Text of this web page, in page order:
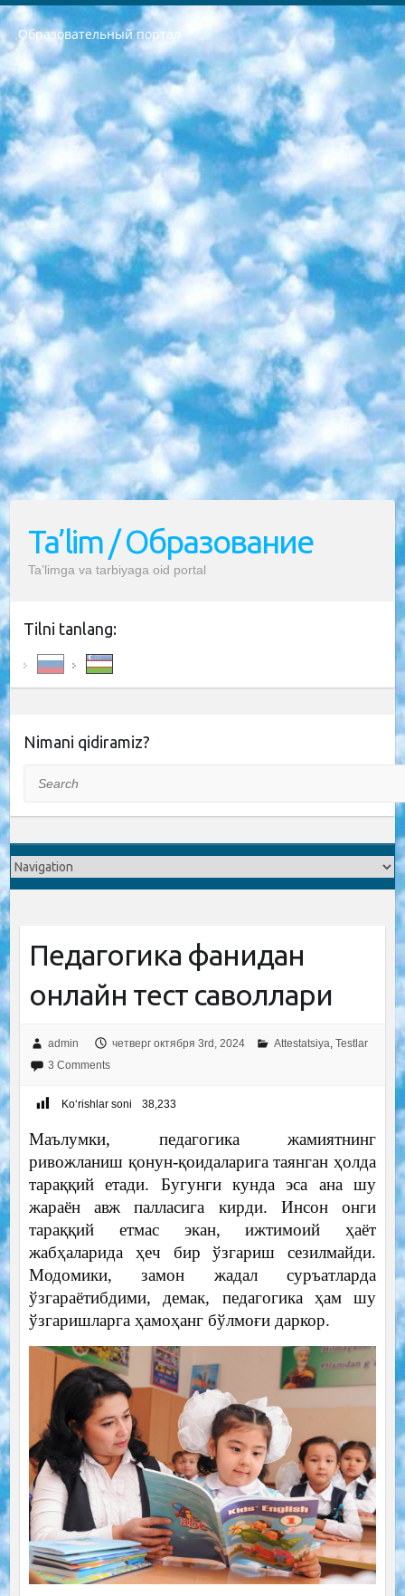
Образовательный портал
РЕСПУБЛИКА УЗБЕКИСТАН МИНИСТРЕРСТВО ДОШКОЛЬНОГО И ШКОЛЬНОГО ОБРАЗОВАНИЯ КОМАНДА в общеобразовательных учреждениях в 2023-2024 учебном году организация и проведение итоговой государственной аттестации обучающихся о Министра дошкольного и школьного образования Республики Узбекистан от 4 марта 2008 года (постановлением Минюста от 20 марта 2008 года № 1778 государственной регистрации) «Итоговое состояние учащихся общего среднего образования на основании положения об утверждении положения об аттестации общего среднего образования выпускной экзамен студентов в образовательных учреждениях в 2023-2024 учебном году В целях организации и прохождения аттестации приказываю: 1. Следующее: перечень предметов, по которым будет проводиться итоговая государственная аттестация и экзамен формы перевода согласно приложению 1; сертификаты международного образца, оценивающие уровень владения иностранными языками перечень согласно приложению 2; 2. Педагогический при специализированных образовательных учреждениях. научно-практический центр квалификации и международной оценки (Д.Давидова) 2024 г. До 25 марта: задания по предметам, по которым будет проводиться итоговая аттестация разработка и утверждение технических условий; итоговая аттестация на основании разработанного предметного задания разработка вопросов по предметам (устно и письменно), экзамен передача; общеобразовательные средние школы и специальные учебные заведения учащиеся выпускных классов школ и интернатов в агентской системе подготовка базы данных экзаменационных материалов и критериев оценки; перевод базы экзаменационных материалов на все языки обучения подать в Республиканский образовательный центр для изготовления; варианты экзаменов на основе разработанных контрольных материалов пусть будут поставлены задачи формирования. 3. Республиканский образовательный центр (Ш.Худайкулов) до 5 апреля 2024 года. до: база данных предоставленных экзаменационных материалов на все языки обучения перевод и экспертиза; для слепых, слабовидящих, глухих, слабослышащих и умственно отсталых детей учащиеся выпускных классов специализированных школ и школ-интернатов база данных экзаменационных материалов на всех преподаваемых языках подготовка критериев оценки; специализированные школы для умственно отсталых детей и технологии для учащихся выпускных классов школ-интернатов разработка соответствующих рекомендаций и критериев проведения ЕГЭ по естествознанию давать задания. 4. Педагогический при специализированных образовательных учреждениях. Научно-практический центр навыков и международной оценки (Д.Давидова), Республика образовательный центр (Худайкулов Ш.) итоговый государственный аттестационный экзамен ориентирован на творческое и логическое мышление при подготовке базы материалов учитывать введение заданий. 5. Следует отметить, что: сертификат государственного образца о знании общеобразовательного предмета и как минимум национальный уровень B1 по предметам на иностранных языках, указанным в Приложении 2. или международно признанный сертификат эквивалентного уровня студенты, изучающие определенный предмет, освобождаются от экзамена; по соответствующим предметам запланирована итоговая государственная аттестация за день до дня, путем жеребьевки Рабочей группой (в письменной форме по предметам, проводимым в форме) из числа сформированных вариантов выбрано 2 варианта; 2 выбранных варианта экзамена анонсированы на официальном сайте министерства и все выпускники по всей стране на основе этих вариантов проводит итоговую государственную аттестацию. 6. Государственное образование учащихся средних общеобразовательных учреждений. знания в соответствии с квалификационными требованиями, которые необходимо приобрести на основании стандартов итоговый (выпускной) контроль для 9 и 11 классов в целях тестирования Экзамены (далее – экзамены) состоят из предметов, перечисленных в приложении 1. будет сделано. 7. Экзамены пройдут с 26 мая по 15 июня 2024 г. (кроме науки физического воспитания). 8. Физическая для учащихся 9 классов общесредних образовательных учреждений. Экзамены по предмету «Образование, квалификация медицина» 1-6 мая 2024 года. сотрудники перевести под присмотр (с отклонениями в физическом или умственном развитии) специализированная школа для детей, школы-интернаты и со сколиозом школы-интернаты санаторного типа для больных детей исключены). 9. Он был слепым, слабовидящим и имел нарушения опорно-двигательного аппарата. экзамены в специализированных школах и интернатах для детей должны проводиться исходя из требований, предъявляемых к общеобразовательным учреждениям (физкультура кроме науки). 10. Специализированная школа для глухих и слабослышащих детей. и экзамены в интернатах и быть реализован в виде письменного теста по математике. 11. Специальность для умственно отсталых детей. Для 9 класса Родной язык и литературное письмо Государственный язык (язык обучения – узбекский). для неклассов) написано Математическое письмо Письменная/устная история Узбекистана Физическое воспитание практично Итоговый контроль Для 11 класса Написание родного языка и литературы (эссе) Математическое письмо Узбекский язык (обучение на узбекском языке) не посещающее общее среднее образование для учреждений)/Образовательное учреждение выбор письменный и устный Иностранный язык письменный/устный Письменная/устная история Узбекистана *По выбору студента:  Химия  Физика  Основы государственного права  География 10 бесплатных образовательных ресурсов - Мы составили подборку онлайн-проектов с интерактивными упражнениями, видеолекциями и статьями. Они помогут вам обрести новые и освежить старые знания бесплатно. 1. «ИНТУИТ» Старейшая образовательная площадка Рунета. Здесь вы найдёте сотни текстовых и видеокурсов на десятки различных тем — от программирования до психологии. Многие курсы подготовлены российскими университетами и крупными международными компаниями вроде Intel и Microsoft. Самостоятельное обучение бесплатное, но желающие могут оплатить услуги персональных наставников. 2. «Смартия» знакомит с актуальными профессиями и подсказывает, как им обучаться. Выбрав заинтересовавшую вас специальность — SMM-специалист, фотограф, веб-дизайнер или другую, — увидите список необходимых для неё умений. Чтобы вы могли освоить их самостоятельно, для каждого умения площадка отображает подборку ссылок на учебные материалы. Хотя «Смартия» ориентируется на русскоязычную аудиторию, часть контента всё же доступна только на английском. 3. «Лекторий Физтеха» Проект Московского физико-технического института (Физтеха). С его помощью вы можете смотреть онлайн серии лекций, записанные на видео в этом вузе. В числе доступных предметов — физика, биология, химия, информационные технологии и другие. К некоторым лекциям администрация ресурса прилагает готовые конспекты, которые можно скачивать в PDF-формате. 4. ITMOcourses Онлайн-площадка Санкт-Петербургского национального исследовательского университета информационных технологий, механики и оптики (ИТМО). Ресурс предоставляет свободный доступ к курсам, разработанным в этом вузе. Каталог материалов разбит на четыре категории: «Оптические системы и технологии», «Приборостроение и робототехника», «Информационные технологии» и «Биотехнологии». Курсы состоят из видеолекций, интерактивных демонстраций и заданий. 5. «КиберЛенинка» Электронная научная библиотека открытого доступа. Каталог площадки регулярно обрастает текстами статей из различных научных изданий. Сгруппированные по журналам и рубрикам публикации можно читать онлайн или скачивать целиком в PDF-формате. Проект нацелен на популяризацию науки за счёт открытого доступа к качественной информации. 6. «ПостНаука» На этом ресурсе публикуют подборки видеолекций, составленные экспертами из разных отраслей и объединённые общими темами. Среди них, к примеру, есть серии «Биоинформатика и геномика», «Культура средневековой Скандинавии» и Cinema Studies о теории кино. Каждая подборка лекций — логически связанная история, рассказанная экспертом от первого лица. Кроме того, на сайте появляются научно-образовательные статьи и тесты на разные темы. 7. «Newочём» Команда проекта «Newочём» отбирает самые интересные тексты из англоязычных СМИ и переводит те из них, за которые голосуют участники сообщества «ВКонтакте». По большей части это научно-популярные статьи. Редакторы придумывают лишь заголовки, в остальном содержание переводов соответствует оригиналам. Полные тексты можно читать прямо в социальной сети. 8. InternetUrok Онлайн-база материалов по основным дисциплинам школьной программы. Информация на сайте структурирована по классам, предметам и темам (урокам). Каждый урок состоит из видеолекций и конспектов. Есть также интерактивные тренажёры и тесты для закрепления пройденного материала. Даже если вы давно окончили школу, возможность повторить программу старших классов всегда может пригодиться. 9. Edutainme Ещё один ресурс об образовании. В отличие от Newtonew, как мне кажется, Edutainme больше ориентируется на представителей индустрии: педагогов, предпринимателей, разработчиков образовательных проектов. Но и любой, кто просто стремится к саморазвитию, найдёт на сайте много полезного и интересного для себя. Например, информацию о новых курсах и образовательных сервисах. 10. Newtonew Онлайн-медиа об образовании и обучении в широком смысле. Авторы Newtonew пишут об инструментах, заведениях, тактиках и стратегиях, которые помогают учить других и получать новые знания самостоятельно. На этой площадке вы найдёте новости, обзоры, аналитические мат
Ta’lim / Образование
Ta’limga va tarbiyaga oid portal
Tilni tanlang:
Nimani qidiramiz?
Педагогика фанидан
онлайн тест саволлари
admin четверг октября 3rd, 2024 Attestatsiya, Testlar
3 Comments
Ko‘rishlar soni 38,233
Маълумки, педагогика жамиятнинг
ривожланиш қонун-қоидаларига таянган ҳолда
тараққий етади. Бугунги кунда эса ана шу
жараён авж палласига кирди. Инсон онги
тараққий етмас экан, ижтимоий ҳаёт
жабҳаларида ҳеч бир ўзгариш сезилмайди.
Модомики, замон жадал суръатларда
ўзгараётибдими, демак, педагогика ҳам шу
ўзгаришларга ҳамоҳанг бўлмоғи даркор.